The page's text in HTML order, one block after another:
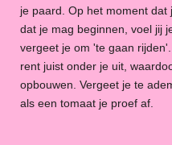
je paard. Op het moment
dat je mag beginnen, voel jij
vergeet je om 'te gaan
rent juist onder je uit,
opbouwen. Vergeet je te
als een tomaat je proef af.